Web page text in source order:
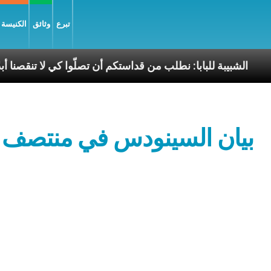
وثائق تبرع
الشبيبة للبابا: نطلب من قداستكم أن تصلّوا السّلام
بيان السينودس في منتصف